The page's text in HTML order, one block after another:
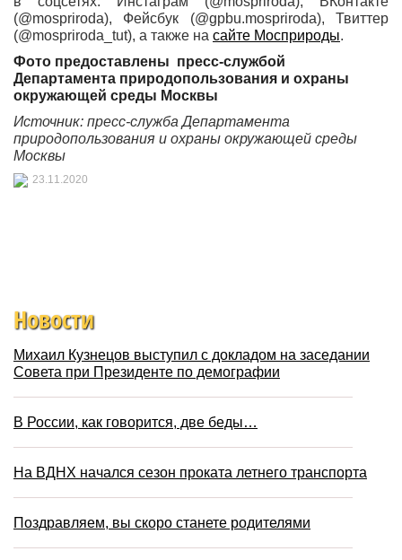
(@mospriroda), Фейсбук (@gpbu.mospriroda), Твиттер
(@mospriroda_tut), а также на сайте Мосприроды.
Фото предоставлены пресс-службой
Департамента природопользования и охраны
окружающей среды Москвы
Источник: пресс-службаДепартамента
природопользования и охраны окружающей среды
Москвы
23.11.2020
Новости
Михаил Кузнецов выступил с докладом на заседании
Совета при Президенте по демографии
В России, как говорится, две беды…
На ВДНХ начался сезон проката летнего транспорта
Поздравляем, вы скоро станете родителями